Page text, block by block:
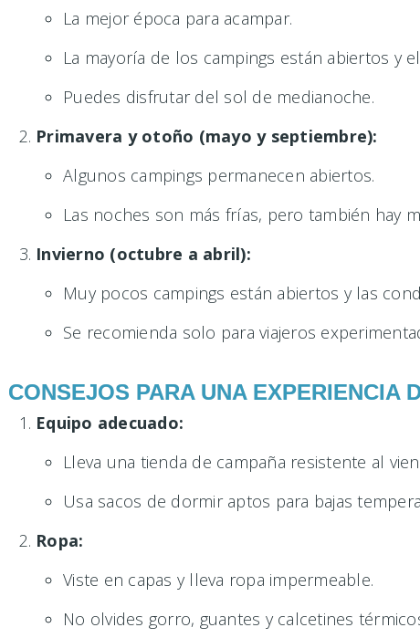
La mejor época para acampar.
La mayoría de los campings están abiertos y
Puedes disfrutar del sol de medianoche.
Primavera y otoño (mayo y septiembre):
Algunos campings permanecen abiertos.
Las noches son más frías, pero también hay
Invierno (octubre a abril):
Muy pocos campings están abiertos y las
Se recomienda solo para viajeros
CONSEJOS PARA UNA EXPERIENCIA
Equipo adecuado:
Lleva una tienda de campaña resistente al
Usa sacos de dormir aptos para bajas
Ropa:
Viste en capas y lleva ropa impermeable.
No olvides gorro, guantes y calcetines